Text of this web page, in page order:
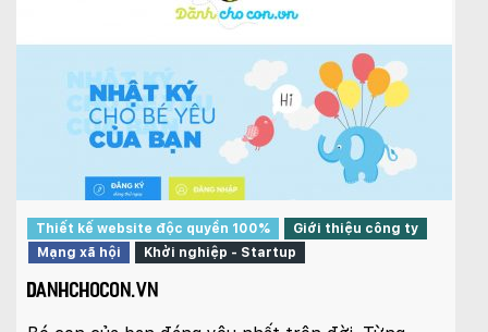
Thiết kế website độc quyền 100%
Giới thiệu công ty
Mạng xã hội
Khởi nghiệp - Startup
DANHCHOCON.VN